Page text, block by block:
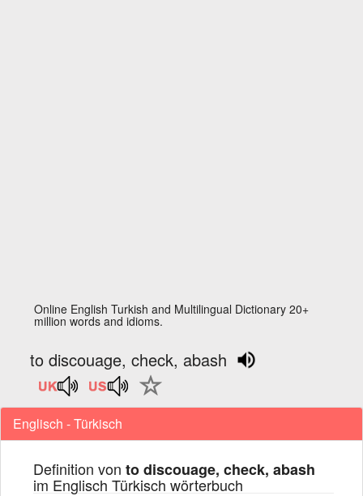
Online English Turkish and Multilingual Dictionary 20+
million words and idioms.
to discouage, check, abash
Englisch - Türkisch
Definition von to discouage, check, abash
im Englisch Türkisch wörterbuch